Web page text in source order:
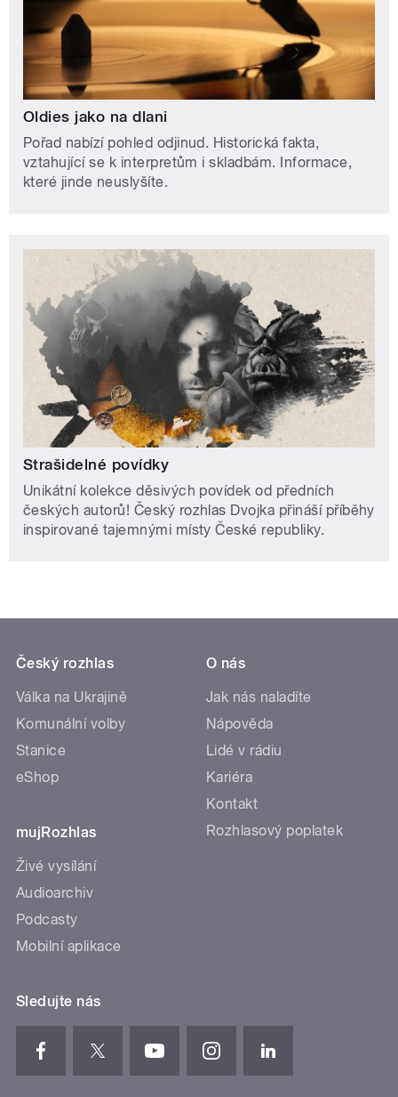
Oldies jako na dlani
Pořad nabízí pohled odjinud. Historická fakta,
vztahující se k interpretům i skladbám. Informace,
které jinde neuslyšíte.
Strašidelné povídky
Unikátní kolekce děsivých povídek od předních
českých autorů! Český rozhlas Dvojka přináší příběhy
inspirované tajemnými místy České republiky.
Český rozhlas
Válka na Ukrajině
Komunální volby
Stanice
eShop
mujRozhlas
Živé vysílání
Audioarchiv
Podcasty
Mobilní aplikace
O nás
Jak nás naladíte
Nápověda
Lidé v rádiu
Kariéra
Kontakt
Rozhlasový poplatek
Sledujte nás